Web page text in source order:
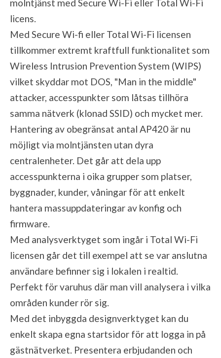
molntjänst med Secure Wi-Fi eller Total Wi-Fi
licens.
Med Secure Wi-fi eller Total Wi-Fi licensen
tillkommer extremt kraftfull funktionalitet som
Wireless Intrusion Prevention System (WIPS)
vilket skyddar mot DOS, "Man in the middle"
attacker, accesspunkter som låtsas tillhöra
samma nätverk (klonad SSID) och mycket mer.
Hantering av obegränsat antal AP420 är nu
möjligt via molntjänsten utan dyra
centralenheter. Det går att dela upp
accesspunkterna i oika grupper som platser,
byggnader, kunder, våningar för att enkelt
hantera massuppdateringar av konfig och
firmware.
Med analysverktyget som ingår i Total Wi-Fi
licensen går det till exempel att se var anslutna
användare befinner sig i lokalen i realtid.
Perfekt för varuhus där man vill analysera i vilka
områden kunder rör sig.
Med det inbyggda designverktyget kan du
enkelt skapa egna startsidor för att logga in på
gästnätverket. Presentera erbjudanden och